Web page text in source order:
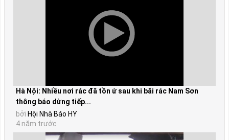
Hà Nội: Nhiều nơi rác đã tồn ứ sau khi bãi rác Nam Sơn
thông báo dừng tiếp...
bởi Hội Nhà Báo HY
4 năm trước